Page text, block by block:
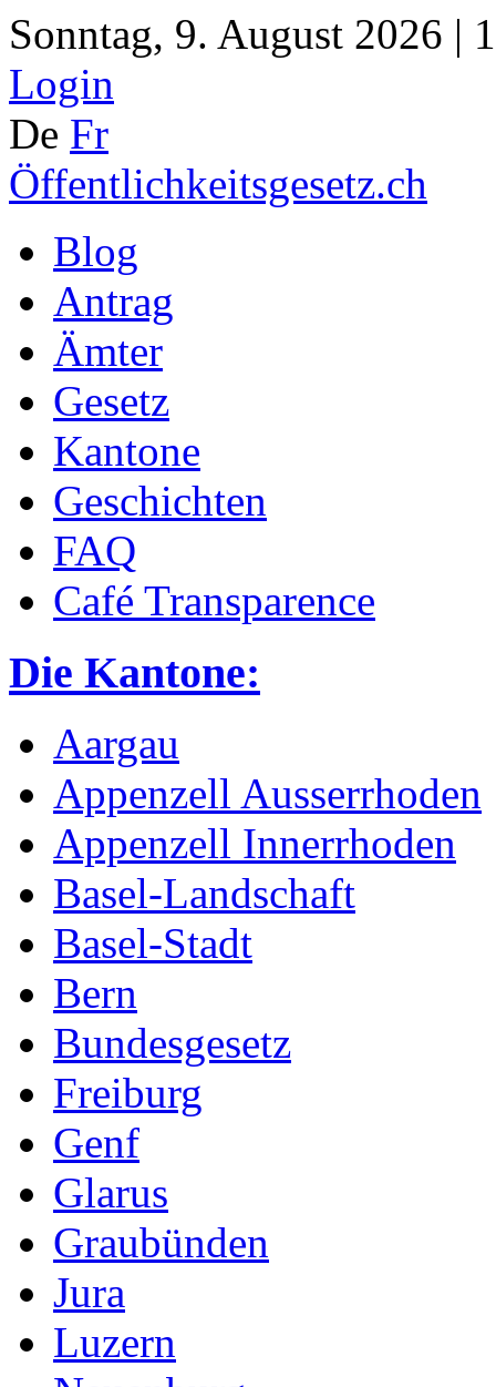
Sonntag, 9. August 2026 |
Login
De Fr
Öffentlichkeitsgesetz.ch
Blog
Antrag
Ämter
Gesetz
Kantone
Geschichten
FAQ
Café Transparence
Die Kantone:
Aargau
Appenzell Ausserrhoden
Appenzell Innerrhoden
Basel-Landschaft
Basel-Stadt
Bern
Bundesgesetz
Freiburg
Genf
Glarus
Graubünden
Jura
Luzern